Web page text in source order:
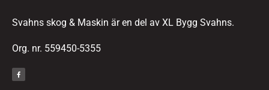
Svahns skog & Maskin är en del av XL Bygg Svahns.
Org. nr. 559450-5355